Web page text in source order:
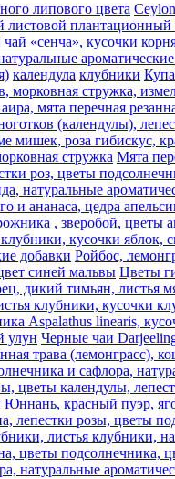
липового цвета
листовой плантационный
«сенча», кусочки
календула клубники
морковная стружка,
мята перечная
(календулы),
мишек, роза гибискус,
стружка Мята
роз, цветы
натуральные
ананаса, цедра
, зверобой, цветы
кусочки яблок,
добавки Ройбос,
синей мальвы Цветы
дикий тимьян, листья
клубники, кусочки
Aspalathus linearis,
улун Черные чаи
трава (лемонграсс),
и сафлора,
календулы,
красный пуэр,
розы, цветы
листья клубники,
цветы подсолнечника,
натуральные